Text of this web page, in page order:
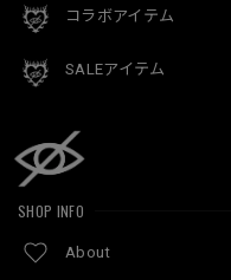
コラボアイテム
SALEアイテム
SHOP INFO
About